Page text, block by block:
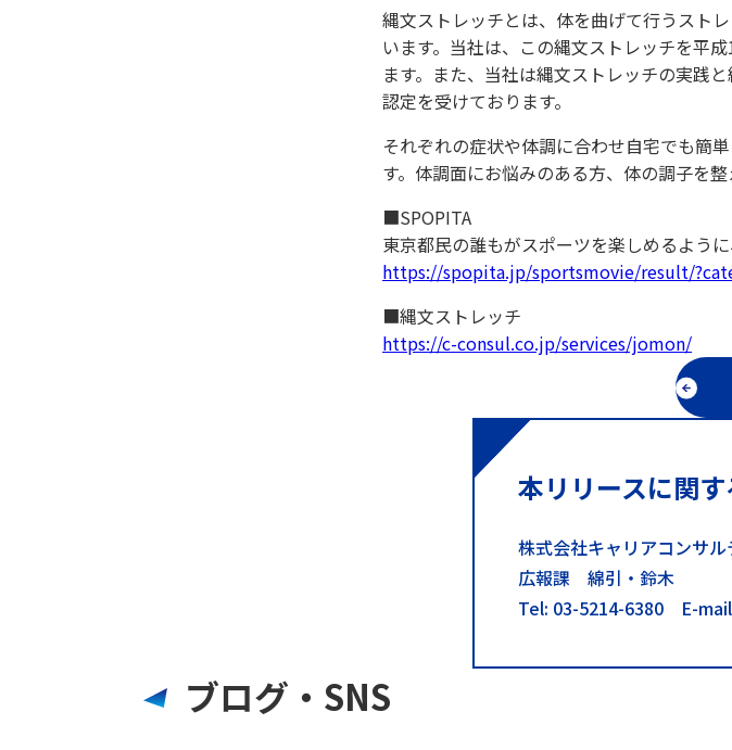
縄文ストレッチとは、体を曲げて行うスト
います。当社は、この縄文ストレッチを平
ます。また、当社は縄文ストレッチの実践
認定を受けております。
それぞれの症状や体調に合わせ自宅でも簡
す。体調面にお悩みのある方、体の調子を
■SPOPITA
東京都民の誰もがスポーツを楽しめるよう
https://spopita.jp/sportsmovie/result/
■縄文ストレッチ
https://c-consul.co.jp/services/jomon/
本リリースに関
株式会社キャリアコンサル
広報課 綿引・鈴木
Tel: 03-5214-6380 E-
ブログ・SNS